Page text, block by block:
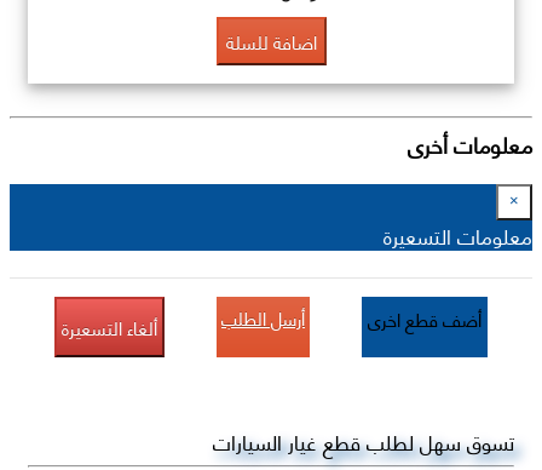
اضافة للسلة
معلومات أخرى
×
معلومات التسعيرة
أضف قطع اخرى أرسل الطلب ألغاء التسعيرة
تسوق سهل لطلب قطع غيار السيارات